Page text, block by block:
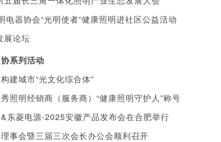
肥顺利召开
电器协会“光明使者”健康照明进社区公益活动
展论坛
系列活动
建城市“光文化综合体”
照明经销商（服务商）“健康照明守护人”称号
东菱电源-2025安徽产品发布会在合肥举行
事会暨三届三次会长办公会顺利召开